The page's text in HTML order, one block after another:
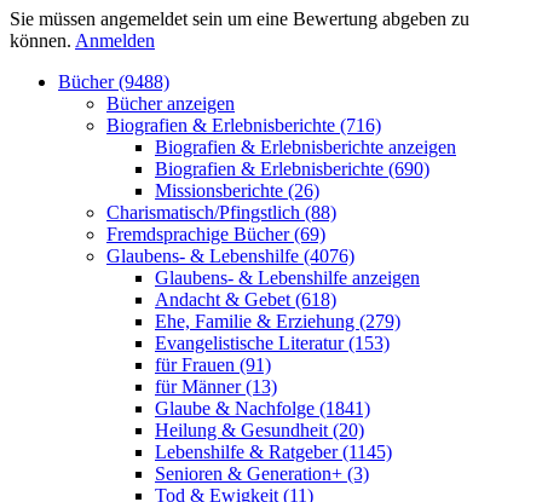
Sie müssen angemeldet sein um eine Bewertung abgeben zu
können. Anmelden
Bücher (9488)
Bücher anzeigen
Biografien & Erlebnisberichte (716)
Biografien & Erlebnisberichte anzeigen
Biografien & Erlebnisberichte (690)
Missionsberichte (26)
Charismatisch/Pfingstlich (88)
Fremdsprachige Bücher (69)
Glaubens- & Lebenshilfe (4076)
Glaubens- & Lebenshilfe anzeigen
Andacht & Gebet (618)
Ehe, Familie & Erziehung (279)
Evangelistische Literatur (153)
für Frauen (91)
für Männer (13)
Glaube & Nachfolge (1841)
Heilung & Gesundheit (20)
Lebenshilfe & Ratgeber (1145)
Senioren & Generation+ (3)
Tod & Ewigkeit (11)